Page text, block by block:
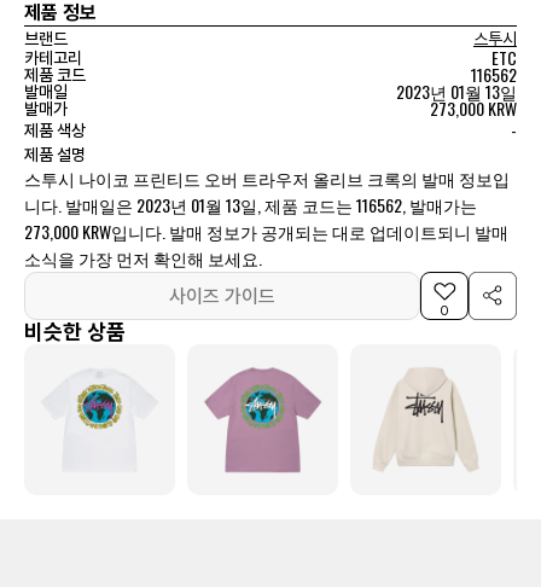
제품 정보
브랜드
스투시
카테고리
ETC
제품 코드 116562
발매일 2023년 01월 13일
발매가 273,000 KRW
제품 색상 -
제품 설명
스투시 나이코 프린티드 오버 트라우저 올리브 크록의 발매 정보입
니다. 발매일은 2023년 01월 13일, 제품 코드는 116562, 발매가는
273,000 KRW입니다. 발매 정보가 공개되는 대로 업데이트되니 발매
소식을 가장 먼저 확인해 보세요.
사이즈 가이드
0
비슷한 상품